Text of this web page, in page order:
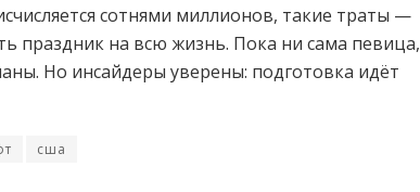
сотнями миллионов, такие траты —
праздник на всю жизнь. Пока ни сама певица,
Но инсайдеры уверены: подготовка идёт
сша